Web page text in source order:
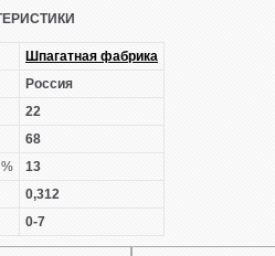
Шпагатная фабрика
Россия
22
68
13
0,312
0-7